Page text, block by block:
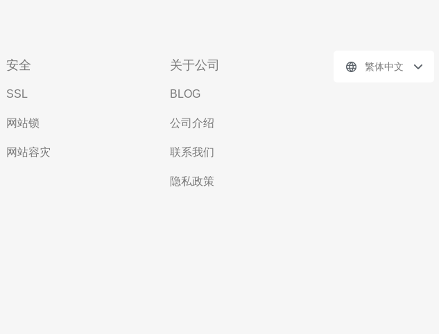
安全
SSL
网站锁
网站容灾
关于公司
BLOG
公司介绍
联系我们
隐私政策
繁体中文